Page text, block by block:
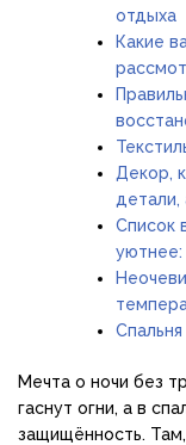
отдыха
Какие
Декор,
детали,
Список
уютнее:
Мечта о ночи без
гаснут огни, а в
защищённость.